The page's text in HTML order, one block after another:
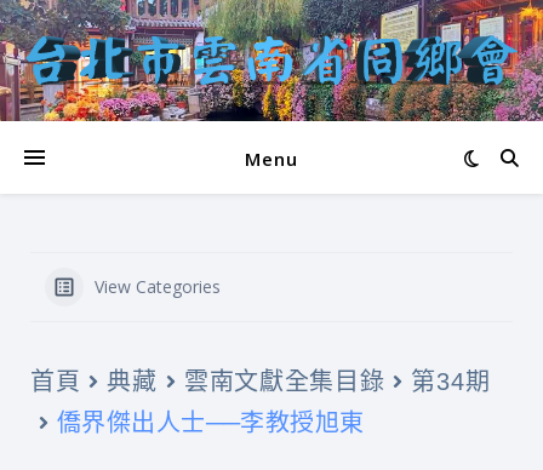
Menu
View Categories
首頁 典藏 雲南文獻全集目錄 第34期
僑界傑出人士──李教授旭東